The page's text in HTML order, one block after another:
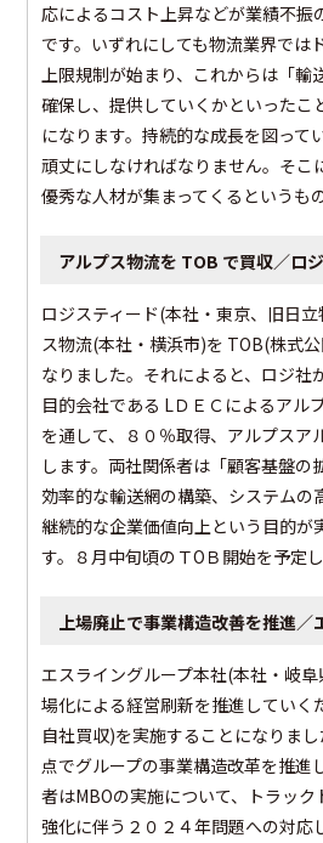
応によるコスト上昇などが業績不振
です。いずれにしても物流業界では
上限規制が始まり、これからは「輸
確保し、提供していくかといったこ
になります。持続的な成長を図って
頑丈にしなければなりません。そこ
優秀な人材が集まってくるというもの
アルプス物流を TОB で買収／ロ
ロジスティード(本社・東京、旧日
ス物流(本社・横浜市)を TОB(株式
なりました。それによると、ロジ社
目的会社である LＤＥＣによるアル
を通して、８０％取得、アルプスア
します。両社関係者は「顧客基盤の
効率的な輸送網の構築、システムの
継続的な企業価値向上という目的が
す。８月中旬頃のＴОＢ開始を予定し
上場廃止で事業構造改善を推進／
エスライングループ本社(本社・岐
場化による経営刷新を推進してい
自社買収)を実施することになりま
点でグループの事業構造改革を推進
者はМBОの実施について、トラック
強化に伴う２０２４年問題への対応